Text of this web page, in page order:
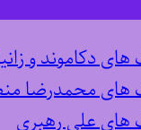
های دکاموند و
های محمدرضا
های علی رهبری